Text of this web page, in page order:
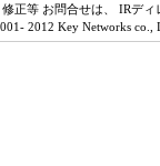
正等 お問合せは、 IRディ
2012 Key Networks co.,